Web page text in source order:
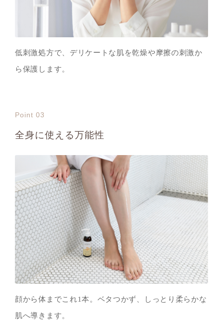
低刺激処方で、デリケートな肌を乾燥や摩擦の刺激か
ら保護します。
Point 03
全身に使える万能性
顔から体までこれ1本。ベタつかず、しっとり柔らかな
肌へ導きます。